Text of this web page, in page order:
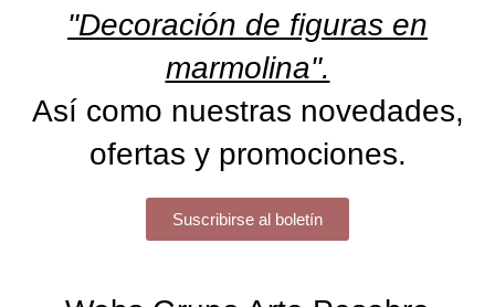
"Decoración de figuras en
marmolina".
Así como nuestras novedades,
ofertas y promociones.
Suscribirse al boletín